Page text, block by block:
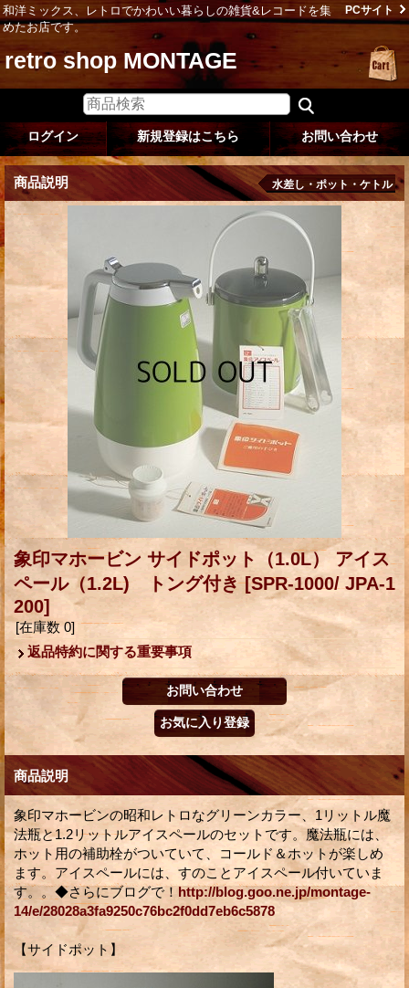
和洋ミックス、レトロでかわいい暮らしの雑貨&レコードを集
めたお店です。
PCサイト
retro shop MONTAGE
ログイン 新規登録はこちら お問い合わせ
商品説明 水差し・ポット・ケトル
象印マホービン サイドポット（1.0L） アイス
ペール（1.2L) トング付き[SPR-1000/ JPA-1
200]
[在庫数 0]
返品特約に関する重要事項
商品説明
象印マホービンの昭和レトロなグリーンカラー、1リットル魔
法瓶と1.2リットルアイスペールのセットです。魔法瓶には、
ホット用の補助栓がついていて、コールド＆ホットが楽しめ
ます。アイスペールには、すのことアイスペール付いていま
す。。◆さらにブログで！ http://blog.goo.ne.jp/montage-
14/e/28028a3fa9250c76bc2f0dd7eb6c5878
【サイドポット】